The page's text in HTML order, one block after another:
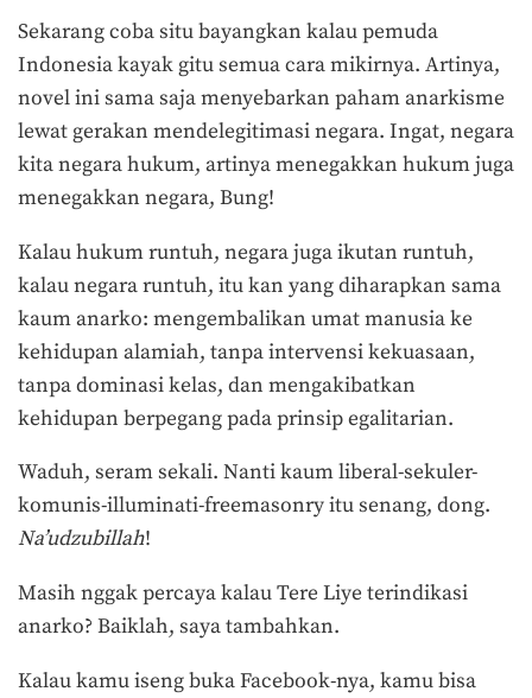
Sekarang coba situ bayangkan kalau pemuda
Indonesia kayak gitu semua cara mikirnya. Artinya,
novel ini sama saja menyebarkan paham anarkisme
lewat gerakan mendelegitimasi negara. Ingat, negara
kita negara hukum, artinya menegakkan hukum juga
menegakkan negara, Bung!
Kalau hukum runtuh, negara juga ikutan runtuh,
kalau negara runtuh, itu kan yang diharapkan sama
kaum anarko: mengembalikan umat manusia ke
kehidupan alamiah, tanpa intervensi kekuasaan,
tanpa dominasi kelas, dan mengakibatkan
kehidupan berpegang pada prinsip egalitarian.
Waduh, seram sekali. Nanti kaum liberal-sekuler-
komunis-illuminati-freemasonry itu senang, dong.
Na’udzubillah!
Masih nggak percaya kalau Tere Liye terindikasi
anarko? Baiklah, saya tambahkan.
Kalau kamu iseng buka Facebook-nya, kamu bisa